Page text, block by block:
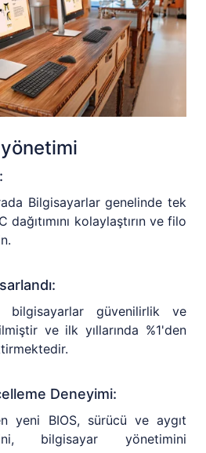
Bilgisayarlar genelinde tek
kolaylaştırın ve filo
bilgisayarlar güvenilirlik ve
ve ilk yıllarında %1'den
Deneyimi:
yeni BIOS, sürücü ve aygıt
bilgisayar yönetimini